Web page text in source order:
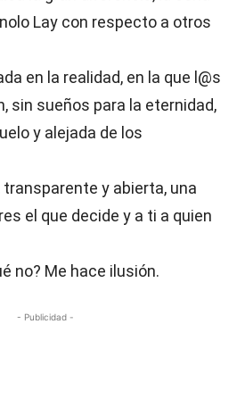
Lay con respecto a otros
en la realidad, en la que l@s
sin sueños para la eternidad,
y alejada de los
transparente y abierta, una
el que decide y a ti a quien
no? Me hace ilusión.
- Publicidad -